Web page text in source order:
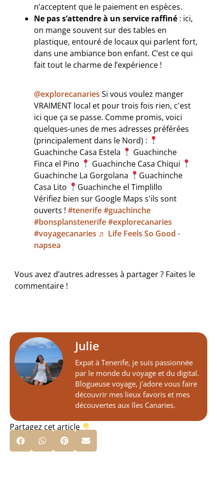
n’acceptent que le paiement en espèces.
Ne pas s’attendre à un service raffiné : ici,
on mange souvent sur des tables en
plastique, entouré de locaux qui parlent fort,
dans une ambiance bon enfant. C’est ce qui
fait tout le charme de l’expérience !
@explorecanaries Si vous voulez manger
VRAIMENT local et pour trois fois rien, c'est
ici que ça se passe. Comme promis, voici
quelques-unes de mes adresses préférées
(principalement dans le Nord) :
Guachinche Casa Estela
Guachinche
Finca el Pino
Guachinche Casa Chiqui
Guachinche La Gorgolana
Guachinche
Casa Lito
Guachinche el Timplillo
Vérifiez bien sur Google Maps s'ils sont
ouverts ! #tenerife#guachinche
#bonsplanstenerife#explorecanaries
#voyagecanaries ♬ Life Feels So Good -
napsea
Vous avez d’autres adresses à partager ? Faites le
commentaire !
Julie
Expat à Tenerife, je suis passionnée
par le monde du voyage et du digital.
Blogueuse voyage, j'adore vous faire
découvrir mes lieux favoris et mes
découvertes aux îles Canaries.
Partagez cet article